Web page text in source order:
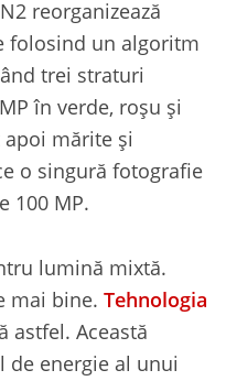
reorganizează
folosind un algoritm
trei straturi
în verde, roșu și
apoi mărite și
o singură fotografie
100 MP.
lumină mixtă.
mai bine. Tehnologia
astfel. Această
de energie al unui